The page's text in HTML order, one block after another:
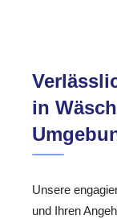
in
Unsere
und Ihren